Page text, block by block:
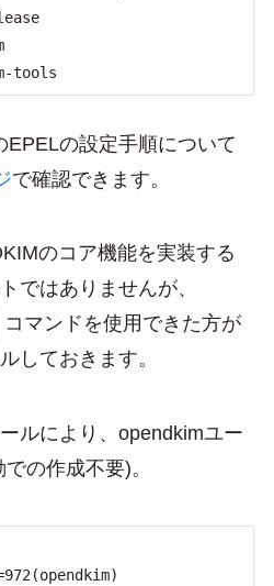
tools
の設定手順について
で確認できます。
のコア機能を実装する
ではありませんが、
コマンドを使用できた方が
しておきます。
ルにより、opendkimユー
の作成不要)。